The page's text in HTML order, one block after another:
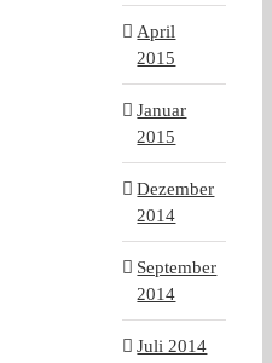
April
2015
Januar
2015
Dezember
2014
September
2014
Juli 2014